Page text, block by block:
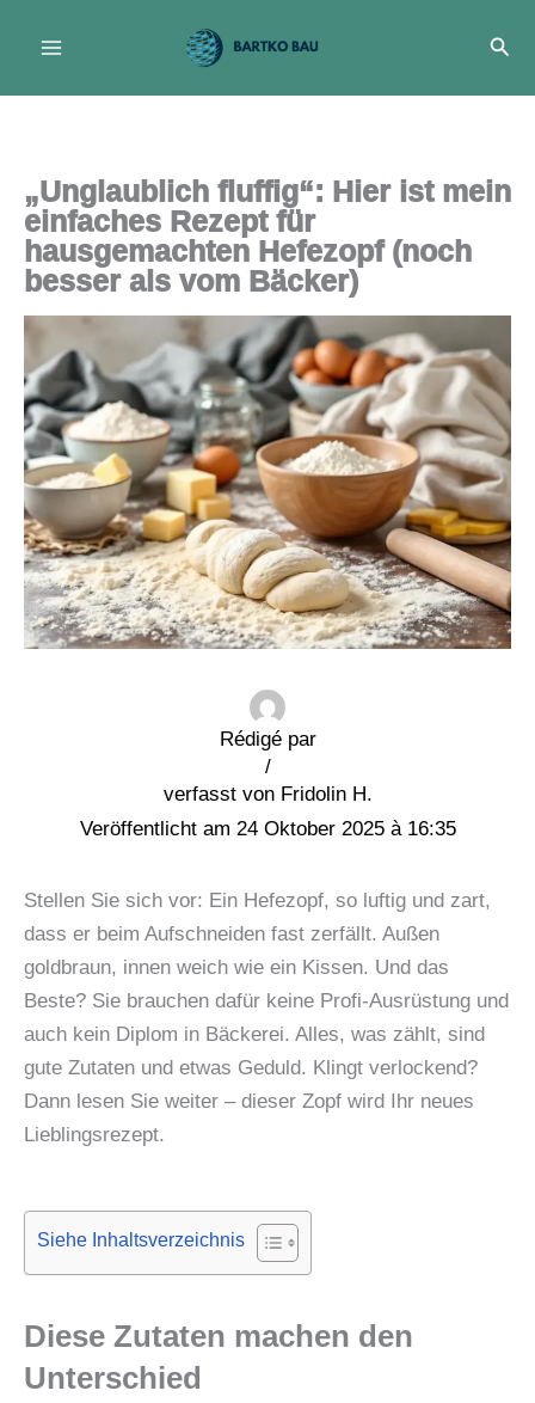
Inhalt
„Unglaublich fluffig“: Hier ist mein
einfaches Rezept für
hausgemachten Hefezopf (noch
besser als vom Bäcker)
Rédigé par
Fridolin H.
/
24 Oktober 2025 à 16:35
Stellen Sie sich vor: Ein Hefezopf, so luftig und zart,
dass er beim Aufschneiden fast zerfällt. Außen
goldbraun, innen weich wie ein Kissen. Und das
Beste? Sie brauchen dafür keine Profi-Ausrüstung und
auch kein Diplom in Bäckerei. Alles, was zählt, sind
gute Zutaten und etwas Geduld. Klingt verlockend?
Dann lesen Sie weiter – dieser Zopf wird Ihr neues
Lieblingsrezept.
Siehe Inhaltsverzeichnis
Diese Zutaten machen den
Unterschied